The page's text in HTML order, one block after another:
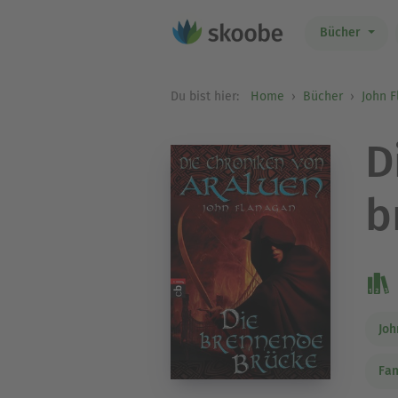
Bücher
Du bist hier: Home Bücher John